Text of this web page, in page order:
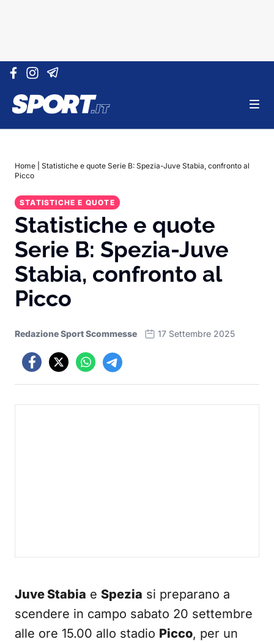
Vai al contenuto
Home
Statistiche e quote Serie B: Spezia-Juve Stabia, confronto al
Picco
STATISTICHE E QUOTE
Statistiche e quote
Serie B: Spezia-Juve
Stabia, confronto al
Picco
Redazione Sport Scommesse 17 Settembre 2025
Juve Stabia e Spezia si preparano a
scendere in campo sabato 20 settembre
alle ore 15.00 allo stadio Picco, per un